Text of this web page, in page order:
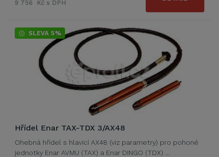
9 756 Kč s DPH
SLEVA 5%
Hřídel Enar TAX-TDX 3/AX48
Ohebná hřídel s hlavicí AX48 (viz parametry) pro pohoné
jednotky Enar AVMU (TAX) a Enar DINGO (TDX) …